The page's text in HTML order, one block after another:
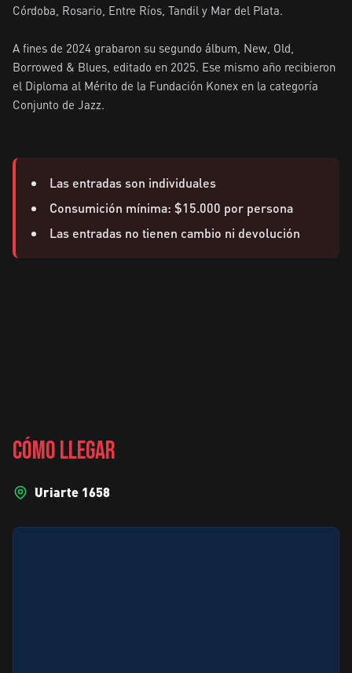
Córdoba, Rosario, Entre Ríos, Tandil y Mar del Plata.
A fines de 2024 grabaron su segundo álbum, New, Old,
Borrowed & Blues, editado en 2025. Ese mismo año recibieron
el Diploma al Mérito de la Fundación Konex en la categoría
Conjunto de Jazz.
Las entradas son individuales
Consumición mínima: $15.000 por persona
Las entradas no tienen cambio ni devolución
CÓMO LLEGAR
Uriarte 1658